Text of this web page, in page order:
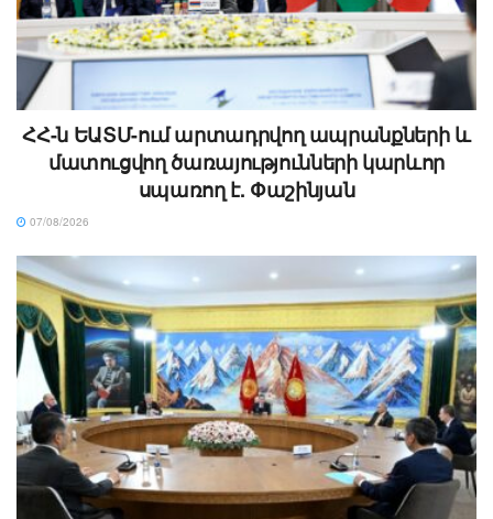
ՀՀ-ն ԵԱՏՄ-ում արտադրվող ապրանքների և
մատուցվող ծառայությունների կարևոր
սպառող է. Փաշինյան
07/08/2026